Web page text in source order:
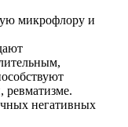
микрофлору и
ревматизме.
негативных